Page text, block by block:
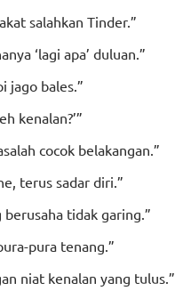
salahkan Tinder.”
‘lagi apa’ duluan.”
jago bales.”
kenalan?’”
cocok belakangan.”
terus sadar diri.”
tidak garing.”
pura tenang.”
niat kenalan yang tulus.”